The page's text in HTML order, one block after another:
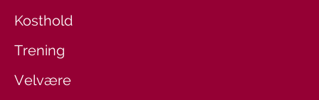
Kosthold
Trening
Velvære